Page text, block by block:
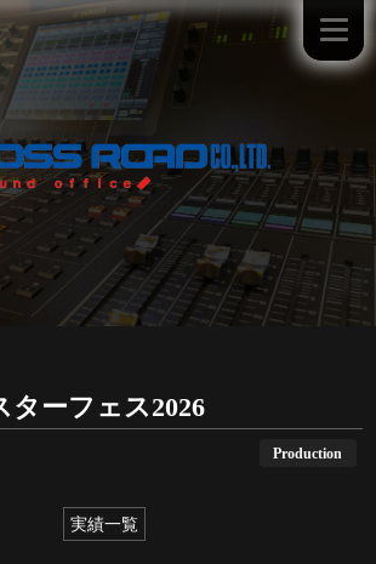
ターフェス2026
Production
実績一覧